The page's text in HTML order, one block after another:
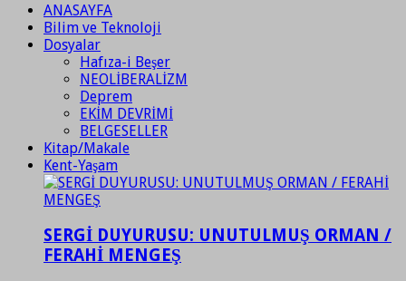
ANASAYFA
Bilim ve Teknoloji
Dosyalar
Hafıza-i Beşer
NEOLİBERALİZM
Deprem
EKİM DEVRİMİ
BELGESELLER
Kitap/Makale
Kent-Yaşam
SERGİ DUYURUSU: UNUTULMUŞ ORMAN /
FERAHİ MENGEŞ